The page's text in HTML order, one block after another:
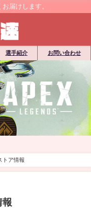
届けします。
選手紹介 お問い合わせ
トア情報
報